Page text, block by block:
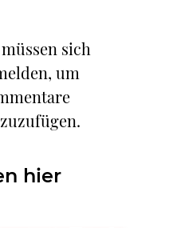
sich
um
hier